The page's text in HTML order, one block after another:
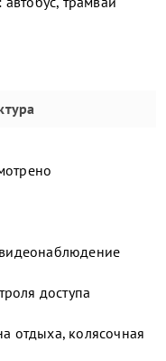
доступа
отдыха, колясочная